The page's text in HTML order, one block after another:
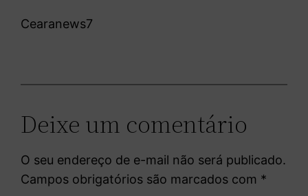
Cearanews7
Deixe um comentário
O seu endereço de e-mail não será publicado.
Campos obrigatórios são marcados com *